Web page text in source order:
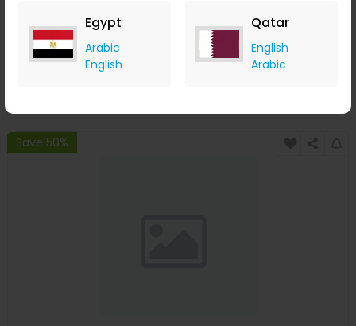
Egypt
Arabic
English
Qatar
English
Arabic
منسوجة دافئة قبعة التزلج على الجليد مع قلنسوة وقفازات الشاشة
Banggood
+ Upto 9.80% Cashback
USD19.46
Save 50%